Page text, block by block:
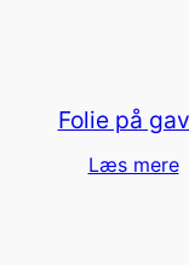
Folie på
Læs mere